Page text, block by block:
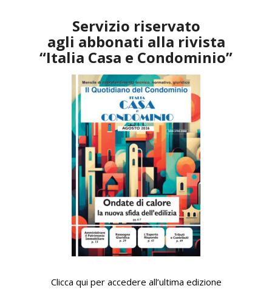
Servizio riservato
agli abbonati alla rivista
“Italia Casa e Condominio”
Clicca qui per accedere all’ultima edizione